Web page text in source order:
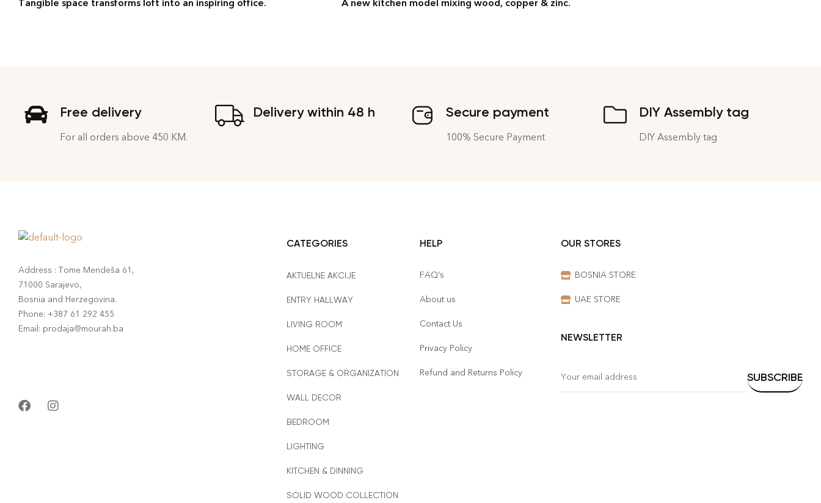
Tangible space transforms loft into an inspiring office. A new kitchen model mixing wood, copper & zinc.
Free delivery
For all orders above 450 KM.
Delivery within 48 h Secure payment
100% Secure Payment
DIY Assembly tag
DIY Assembly tag
Address : Tome Mendeša 61,
71000 Sarajevo,
Bosnia and Herzegovina.
Phone: +387 61 292 455
Email: prodaja@mourah.ba
CATEGORIES
AKTUELNE AKCIJE
ENTRY HALLWAY
LIVING ROOM
HOME OFFICE
STORAGE & ORGANIZATION
WALL DECOR
BEDROOM
LIGHTING
KITCHEN & DINNING
SOLID WOOD COLLECTION
HELP
FAQ's
About us
Contact Us
Privacy Policy
Refund and Returns Policy
OUR STORES
BOSNIA STORE
UAE STORE
NEWSLETTER